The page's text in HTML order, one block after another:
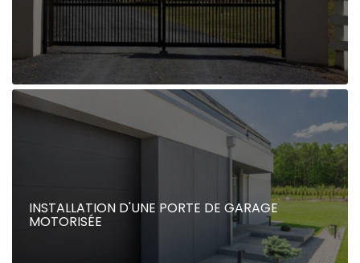
INSTALLATION D'UNE PORTE DE GARAGE
MOTORISÉE